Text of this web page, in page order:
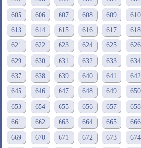
605 606 607 608 609 610
613 614 615 616 617 618
621 622 623 624 625 626
629 630 631 632 633 634
637 638 639 640 641 642
645 646 647 648 649 650
653 654 655 656 657 658
661 662 663 664 665 666
669 670 671 672 673 674